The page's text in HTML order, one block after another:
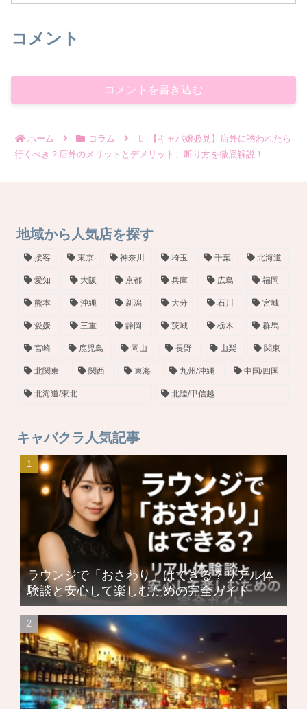
コメント
コメントを書き込む
ホーム コラム
【キャバ嬢必見】店外に誘われたら
行くべき？店外のメリットとデメリット、断り方を徹底解説！
地域から人気店を探す
接客 東京 神奈川 埼玉 千葉 北海道
愛知 大阪 京都 兵庫 広島 福岡
熊本 沖縄 新潟 大分 石川 宮城
愛媛 三重 静岡 茨城 栃木 群馬
宮崎 鹿児島 岡山 長野 山梨 関東
北関東 関西 東海 九州/沖縄 中国/四国
北海道/東北 北陸/甲信越
キャバクラ人気記事
ラウンジで「おさわり」はできる？リアル体
験談と安心して楽しむための完全ガイド